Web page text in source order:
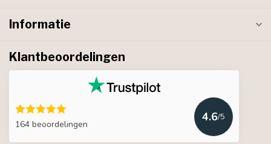
Informatie
Klantbeoordelingen
164 beoordelingen
4.6/5